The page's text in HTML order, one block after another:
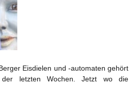
Eisdielen und -automaten gehört
letzten Wochen. Jetzt wo die